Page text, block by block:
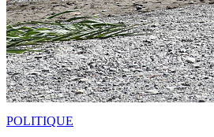
POLITIQUE